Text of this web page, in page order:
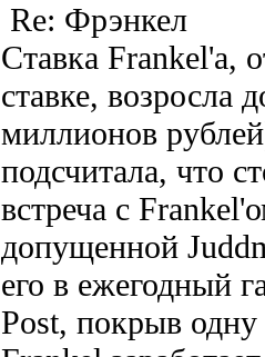
Re: Фрэнкел
Ставка Frankel'а,
ставке, возросла
миллионов
подсчитала, что
встреча с
допущенной
его в ежегодный
Post, покрыв одну